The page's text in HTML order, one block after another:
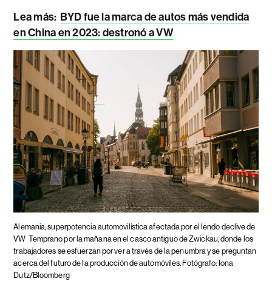
Lea más: BYD fue la marca de autos más vendida
en China en 2023: destronó a VW
Alemania, superpotencia automovilística afectada por el lendo declive de
VW Temprano por la mañana en el casco antiguo de Zwickau, donde los
trabajadores se esfuerzan por ver a través de la penumbra y se preguntan
acerca del futuro de la producción de automóviles. Fotógrafo: Iona
Dutz/Bloomberg